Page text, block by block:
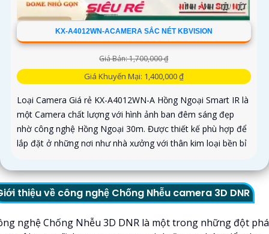
KX-A4012WN-ACAMERA SẮC NÉT KBVISION
Giá Bán: 1,700,000 ₫
Giá Khuyến Mại: 1,400,000 ₫
Loại Camera Giá rẻ KX-A4012WN-A Hồng Ngoại Smart IR là
một Camera chất lượng với hình ảnh ban đêm sáng đẹp
nhờ công nghệ Hồng Ngoại 30m. Được thiết kế phù hợp để
lắp đặt ở những nơi như nhà xưởng với thân kim loại bền bỉ
thiệu về công nghệ Chống Nhễu camera 3D DNR
nghệ Chống Nhễu 3D DNR là một trong những đột phá